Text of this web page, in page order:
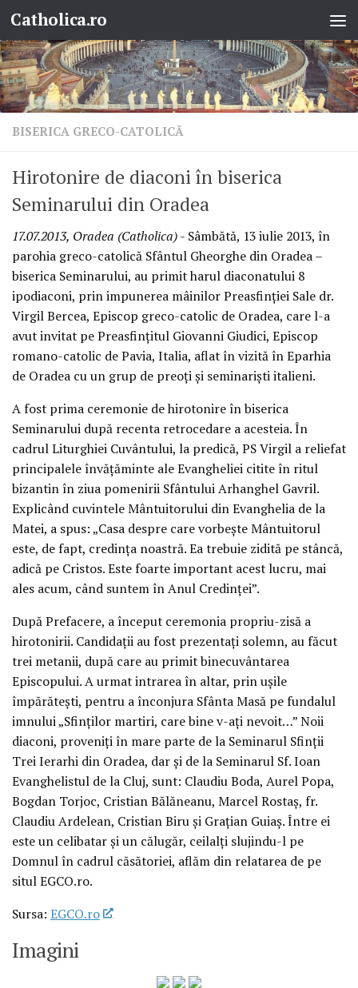
Skip to content
Catholica.ro
BISERICA GRECO-CATOLICĂ
Hirotonire de diaconi în biserica
Seminarului din Oradea
17.07.2013, Oradea (Catholica)- Sâmbătă, 13 iulie 2013, în
parohia greco-catolică Sfântul Gheorghe din Oradea –
biserica Seminarului, au primit harul diaconatului 8
ipodiaconi, prin impunerea mâinilor Preasfinţiei Sale dr.
Virgil Bercea, Episcop greco-catolic de Oradea, care l-a
avut invitat pe Preasfinţitul Giovanni Giudici, Episcop
romano-catolic de Pavia, Italia, aflat în vizită în Eparhia
de Oradea cu un grup de preoţi şi seminarişti italieni.
A fost prima ceremonie de hirotonire în biserica
Seminarului după recenta retrocedare a acesteia. În
cadrul Liturghiei Cuvântului, la predică, PS Virgil a reliefat
principalele învăţăminte ale Evangheliei citite în ritul
bizantin în ziua pomenirii Sfântului Arhanghel Gavril.
Explicând cuvintele Mântuitorului din Evanghelia de la
Matei, a spus: „Casa despre care vorbeşte Mântuitorul
este, de fapt, credinţa noastră. Ea trebuie zidită pe stâncă,
adică pe Cristos. Este foarte important acest lucru, mai
ales acum, când suntem în Anul Credinţei”.
După Prefacere, a început ceremonia propriu-zisă a
hirotonirii. Candidaţii au fost prezentaţi solemn, au făcut
trei metanii, după care au primit binecuvântarea
Episcopului. A urmat intrarea în altar, prin uşile
împărăteşti, pentru a înconjura Sfânta Masă pe fundalul
imnului „Sfinţilor martiri, care bine v-aţi nevoit…” Noii
diaconi, proveniţi în mare parte de la Seminarul Sfinţii
Trei Ierarhi din Oradea, dar şi de la Seminarul Sf. Ioan
Evanghelistul de la Cluj, sunt: Claudiu Boda, Aurel Popa,
Bogdan Torjoc, Cristian Bălăneanu, Marcel Rostaş, fr.
Claudiu Ardelean, Cristian Biru şi Graţian Guiaş. Între ei
este un celibatar şi un călugăr, ceilalţi slujindu-l pe
Domnul în cadrul căsătoriei, aflăm din relatarea de pe
situl EGCO.ro.
Sursa: EGCO.ro
Imagini